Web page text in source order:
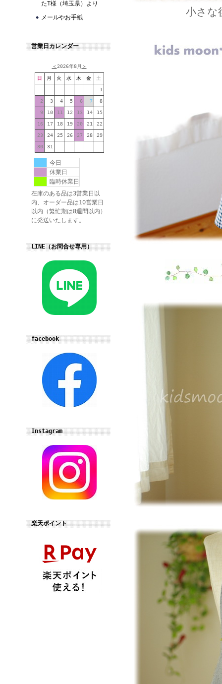
たT様（埼玉県）より
メールやお手紙
営業日カレンダー
＜2026年8月 ＞
日 月 火 水 木 金 土
1
2 3 4 5 6 7 8
9 10 11 12 13 14 15
16 17 18 19 20 21 22
23 24 25 26 27 28 29
30 31
今日
休業日
臨時休業日
在庫のある品は3営業日以
内、オーダー品は10営業日
以内（繁忙期は8週間以内）
に発送いたします。
LINE（お問合せ専用）
facebook
Instagram
楽天ポイント
小さな